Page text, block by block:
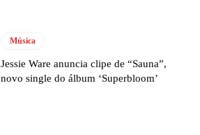
Música
Jessie Ware anuncia clipe de “Sauna”,
novo single do álbum ‘Superbloom’